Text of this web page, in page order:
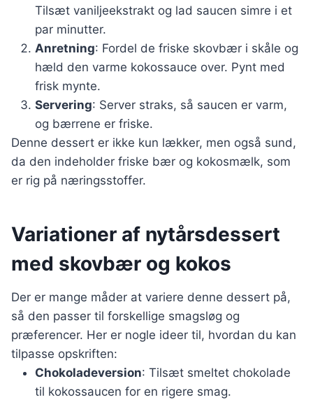
Tilsæt vaniljeekstrakt og lad saucen simre i et
par minutter.
Anretning: Fordel de friske skovbær i skåle og
hæld den varme kokossauce over. Pynt med
frisk mynte.
Servering: Server straks, så saucen er varm,
og bærrene er friske.
Denne dessert er ikke kun lækker, men også sund,
da den indeholder friske bær og kokosmælk, som
er rig på næringsstoffer.
Variationer af nytårsdessert
med skovbær og kokos
Der er mange måder at variere denne dessert på,
så den passer til forskellige smagsløg og
præferencer. Her er nogle ideer til, hvordan du kan
tilpasse opskriften:
Chokoladeversion: Tilsæt smeltet chokolade
til kokossaucen for en rigere smag.